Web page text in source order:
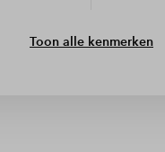
Toon alle kenmerken